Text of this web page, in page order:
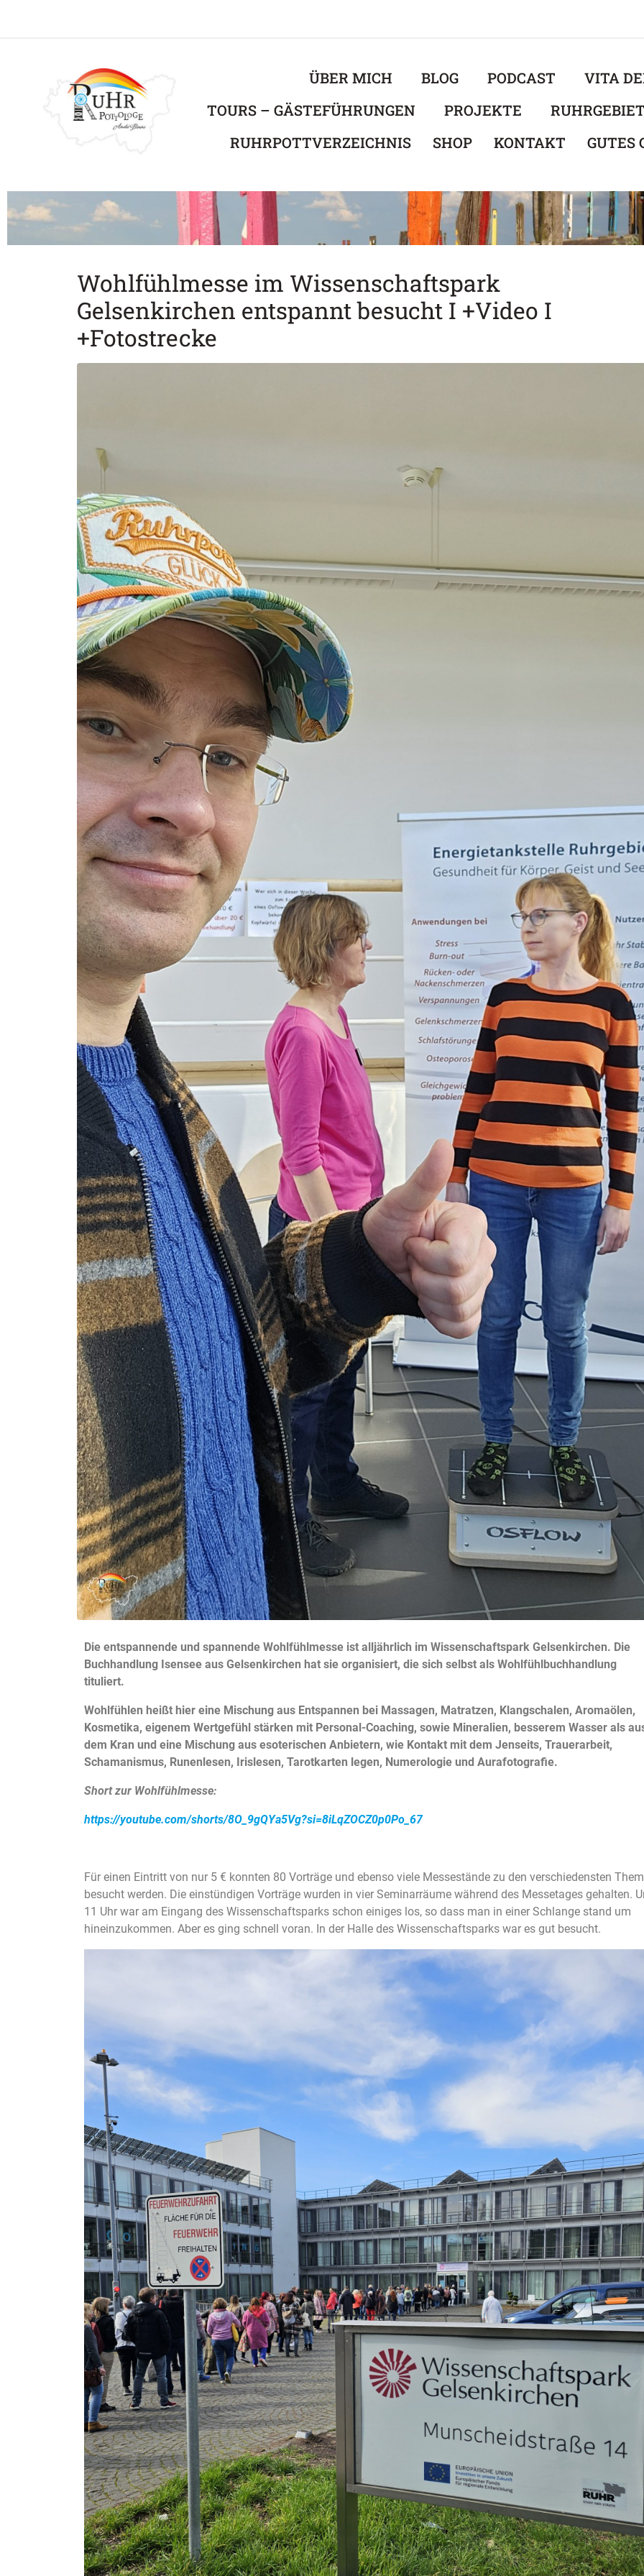
ÜBER MICH BLOG PODCAST
VITA
TOURS – GÄSTEFÜHRUNGEN
PROJEKTE
RUHRPOTTVERZEICHNIS
SHOP KONTAKT GUTES
Wohlfühlmesse im Wissenschaftspark
Gelsenkirchen entspannt besucht I +Video I
+Fotostrecke
Die entspannende und spannende Wohlfühlmesse ist alljährlich im Wissenschaftspark Gelsenkirchen. Die
Buchhandlung Isensee aus Gelsenkirchen hat sie organisiert, die sich selbst als Wohlfühlbuchhandlung
tituliert.
Wohlfühlen heißt hier eine Mischung aus Entspannen bei Massagen, Matratzen, Klangschalen, Aromaölen,
Kosmetika, eigenem Wertgefühl stärken mit Personal-Coaching, sowie Mineralien, besserem Wasser als
dem Kran und eine Mischung aus esoterischen Anbietern, wie Kontakt mit dem Jenseits, Trauerarbeit,
Schamanismus, Runenlesen, Irislesen, Tarotkarten legen, Numerologie und Aurafotografie.
Short zur Wohlfühlmesse:
https://youtube.com/shorts/8O_9gQYa5Vg?si=8iLqZOCZ0p0Po_67
Für einen Eintritt von nur 5 € konnten 80 Vorträge und ebenso viele Messestände zu den verschiedensten
besucht werden. Die einstündigen Vorträge wurden in vier Seminarräume während des Messetages gehalten.
11 Uhr war am Eingang des Wissenschaftsparks schon einiges los, so dass man in einer Schlange stand um
hineinzukommen. Aber es ging schnell voran. In der Halle des Wissenschaftsparks war es gut besucht.